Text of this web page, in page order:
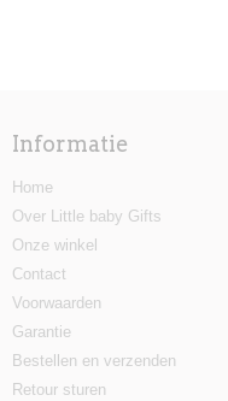
Informatie
Home
Over Little baby Gifts
Onze winkel
Contact
Voorwaarden
Garantie
Bestellen en verzenden
Retour sturen